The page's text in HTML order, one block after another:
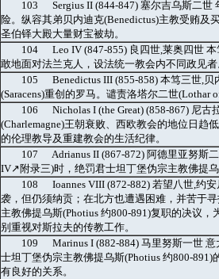
103 Sergius II (844-847) 塞尔吉乌斯二世
险。纵容其弟贝内迪克(Benedictus)主教受贿及
圣伯铎大殿大量财宝被劫。
104 Leo IV (847-855) 良四世,莱奥四世 本
敢地面对法兰克人，设法统一教会内不同政见者
105 Benedictus III (855-858) 本笃三世,贝
(Saracens)重创的罗马。谴责洛塔尔二世(Lothar
106 Nicholas I (the Great) (858-867) 尼古
(Charlemagne)王朝衰败、西欧教会的地位日趋
的伦理教导及重建教会的生活纪律。
107 Adrianus II (867-872) 阿德里亚努斯
IV↗附录三)时，绝罚君士坦丁堡伪宗主教佛提
108 Ioannes VIII (872-882) 若望八世,约
袭，但仍须纳贡；在北方也遭遇困难，并苦于
主教佛提乌斯(Photius 约800-891)复职的决议
别重视对斯拉夫的传教工作。
109 Marinus I (882-884) 马里努斯一世 意
士坦丁堡伪宗主教佛提乌斯(Photius 约800-
有良好的关系。